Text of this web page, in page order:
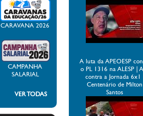
CARAVANA 2026
CAMPANHA
SALARIAL
VER TODAS
A luta da APEOESP
o PL 1316 na ALESP |
contra a Jornada 6x1
Centenário de Milton
Santos